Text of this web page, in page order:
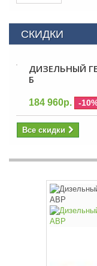
СКИДКИ
ДИЗЕЛЬНЫЙ
Б
184 960р. -
Все скидки